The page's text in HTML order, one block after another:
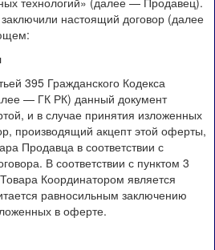
настоящий договор (далее
395 Гражданского Кодекса
— ГК РК) данный документ
и в случае принятия изложенных
производящий акцепт этой оферты,
Продавца в соответствии с
В соответствии с пунктом 3
Координатором является
равносильным заключению
в оферте.